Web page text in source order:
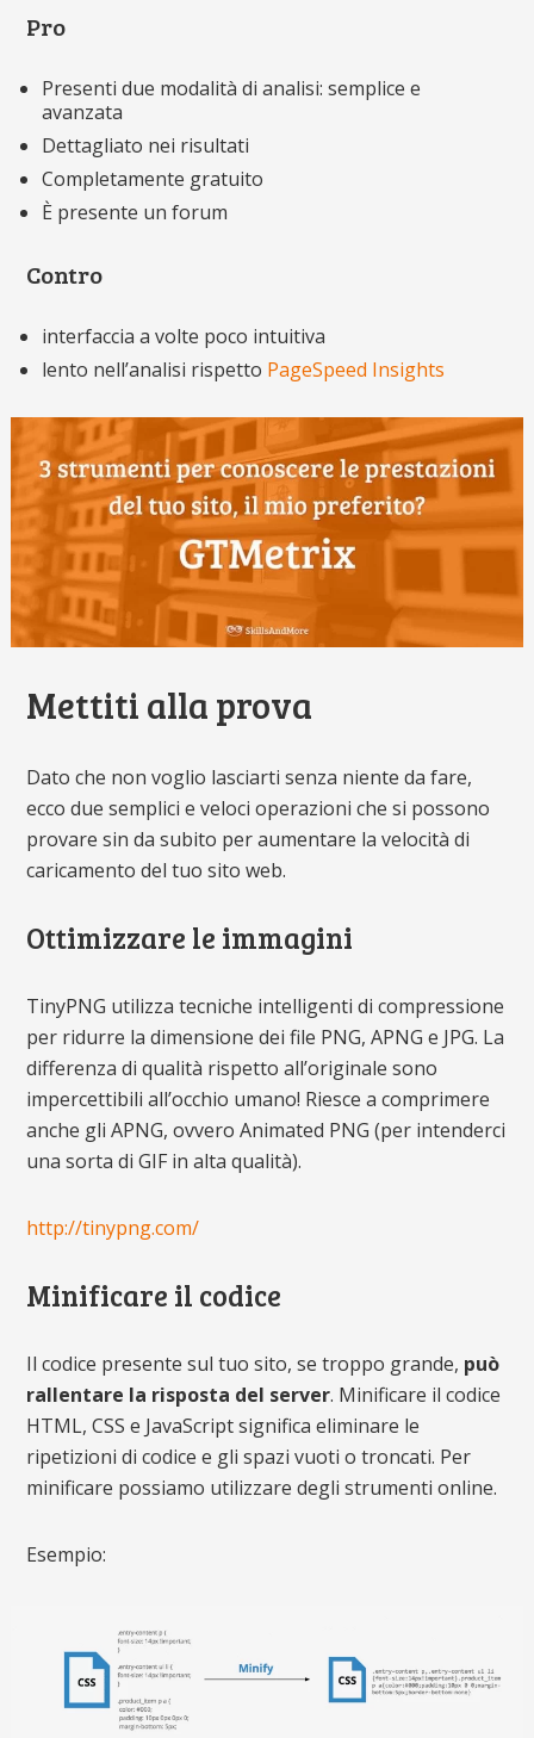
Pro
Presenti due modalità di analisi: semplice e
avanzata
Dettagliato nei risultati
Completamente gratuito
È presente un forum
Contro
interfaccia a volte poco intuitiva
lento nell’analisi rispetto PageSpeed Insights
Mettiti alla prova
Dato che non voglio lasciarti senza niente da fare,
ecco due semplici e veloci operazioni che si possono
provare sin da subito per aumentare la velocità di
caricamento del tuo sito web.
Ottimizzare le immagini
TinyPNG utilizza tecniche intelligenti di compressione
per ridurre la dimensione dei file PNG, APNG e JPG. La
differenza di qualità rispetto all’originale sono
impercettibili all’occhio umano! Riesce a comprimere
anche gli APNG, ovvero Animated PNG (per intenderci
una sorta di GIF in alta qualità).
http://tinypng.com/
Minificare il codice
Il codice presente sul tuo sito, se troppo grande, può
rallentare la risposta del server. Minificare il codice
HTML, CSS e JavaScript significa eliminare le
ripetizioni di codice e gli spazi vuoti o troncati. Per
minificare possiamo utilizzare degli strumenti online.
Esempio: